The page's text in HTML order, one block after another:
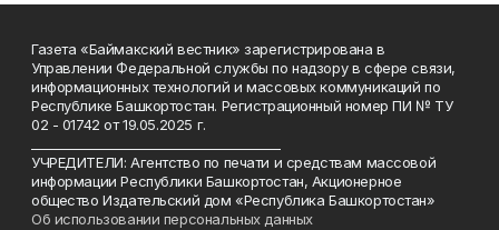
Газета «Баймакский вестник» зарегистрирована в
Управлении Федеральной службы по надзору в сфере связи,
информационных технологий и массовых коммуникаций по
Республике Башкортостан. Регистрационный номер ПИ № ТУ
02 - 01742 от 19.05.2025 г.
УЧРЕДИТЕЛИ: Агентство по печати и средствам массовой
информации Республики Башкортостан, Акционерное
общество Издательский дом «Республика Башкортостан»
Об использовании персональных данных